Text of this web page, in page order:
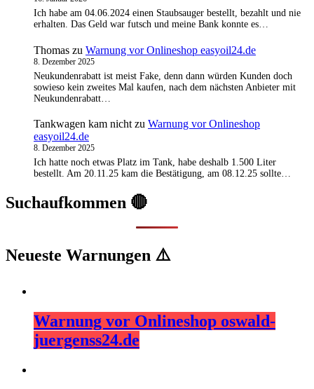
Ich habe am 04.06.2024 einen Staubsauger bestellt, bezahlt und nie
erhalten. Das Geld war futsch und meine Bank konnte es…
Thomas zu Warnung vor Onlineshop easyoil24.de
8. Dezember 2025
Neukundenrabatt ist meist Fake, denn dann würden Kunden doch
sowieso kein zweites Mal kaufen, nach dem nächsten Anbieter mit
Neukundenrabatt…
Tankwagen kam nicht zu Warnung vor Onlineshop
easyoil24.de
8. Dezember 2025
Ich hatte noch etwas Platz im Tank, habe deshalb 1.500 Liter
bestellt. Am 20.11.25 kam die Bestätigung, am 08.12.25 sollte…
Suchaufkommen 🔴
Neueste Warnungen ⚠️
Warnung vor Onlineshop oswald-
juergenss24.de